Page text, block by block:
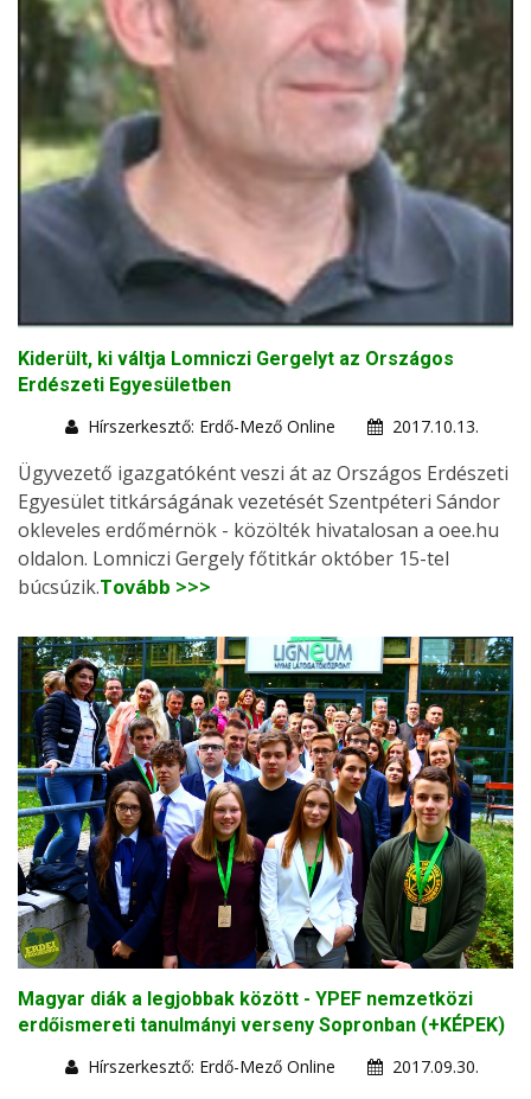
Kiderült, ki váltja Lomniczi Gergelyt az Országos
Erdészeti Egyesületben
Hírszerkesztő: Erdő-Mező Online
2017.10.13.
Ügyvezető igazgatóként veszi át az Országos Erdészeti
Egyesület titkárságának vezetését Szentpéteri Sándor
okleveles erdőmérnök - közölték hivatalosan a oee.hu
oldalon. Lomniczi Gergely főtitkár október 15-tel
búcsúzik.Tovább >>>
Magyar diák a legjobbak között - YPEF nemzetközi
erdőismereti tanulmányi verseny Sopronban (+KÉPEK)
Hírszerkesztő: Erdő-Mező Online
2017.09.30.